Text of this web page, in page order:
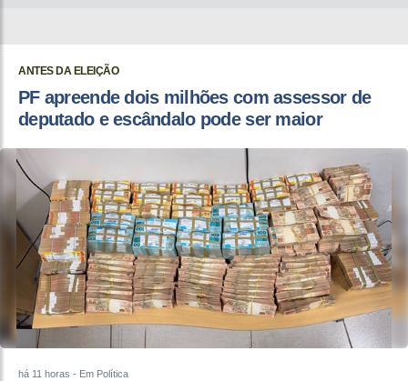
ANTES DA ELEIÇÃO
PF apreende dois milhões com assessor de
deputado e escândalo pode ser maior
há 11 horas - Em Política